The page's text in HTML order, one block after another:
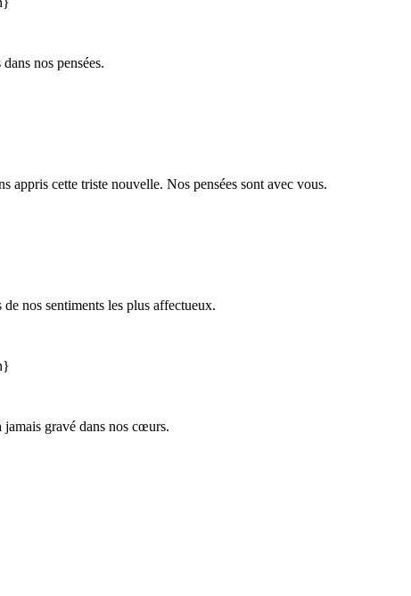
nos pensées.
appris cette triste nouvelle. Nos pensées sont avec vous.
nos sentiments les plus affectueux.
jamais gravé dans nos cœurs.